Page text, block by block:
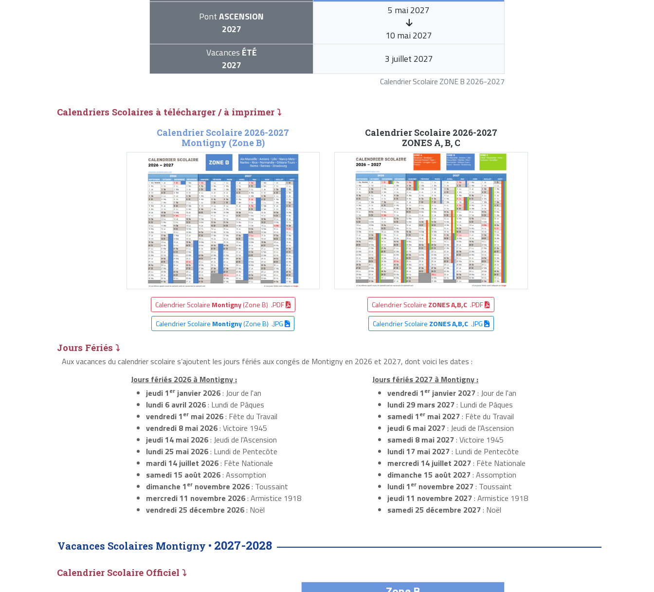
Calendrier Scolaire ZONE B 2026-2027
PontASCENSION
2027
5 mai 2027
10 mai 2027
Vacances ÉTÉ
2027
3 juillet 2027
Calendriers Scolaires à télécharger / à imprimer ⤵
Calendrier Scolaire 2026-2027
Montigny (Zone B)
Calendrier Scolaire Montigny(Zone B) .PDF
Calendrier Scolaire Montigny(Zone B) .JPG
Calendrier Scolaire 2026-2027
ZONES A, B, C
Calendrier Scolaire ZONES A,B,C .PDF
Calendrier Scolaire ZONES A,B,C.JPG
Jours Fériés ⤵
Aux vacances du calendrier scolaire s’ajoutent les jours fériés aux congés de Montigny en 2026 et 2027, dont voici les dates :
Jours fériés 2026 à Montigny :
jeudi 1erjanvier 2026: Jour de l'an
lundi 6 avril 2026: Lundi de Pâques
vendredi 1ermai 2026: Fête du Travail
vendredi 8 mai 2026: Victoire 1945
jeudi 14 mai 2026: Jeudi de l'Ascension
lundi 25 mai 2026: Lundi de Pentecôte
mardi 14 juillet 2026: Fête Nationale
samedi 15 août 2026: Assomption
dimanche 1ernovembre 2026: Toussaint
mercredi 11 novembre 2026: Armistice 1918
vendredi 25 décembre 2026: Noël
Jours fériés 2027 à Montigny :
vendredi 1erjanvier 2027: Jour de l'an
lundi 29 mars 2027: Lundi de Pâques
samedi 1ermai 2027: Fête du Travail
jeudi 6 mai 2027: Jeudi de l'Ascension
samedi 8 mai 2027: Victoire 1945
lundi 17 mai 2027: Lundi de Pentecôte
mercredi 14 juillet 2027: Fête Nationale
dimanche 15 août 2027: Assomption
lundi 1ernovembre 2027: Toussaint
jeudi 11 novembre 2027: Armistice 1918
samedi 25 décembre 2027: Noël
Vacances Scolaires Montigny • 2027-2028
Calendrier Scolaire Officiel ⤵